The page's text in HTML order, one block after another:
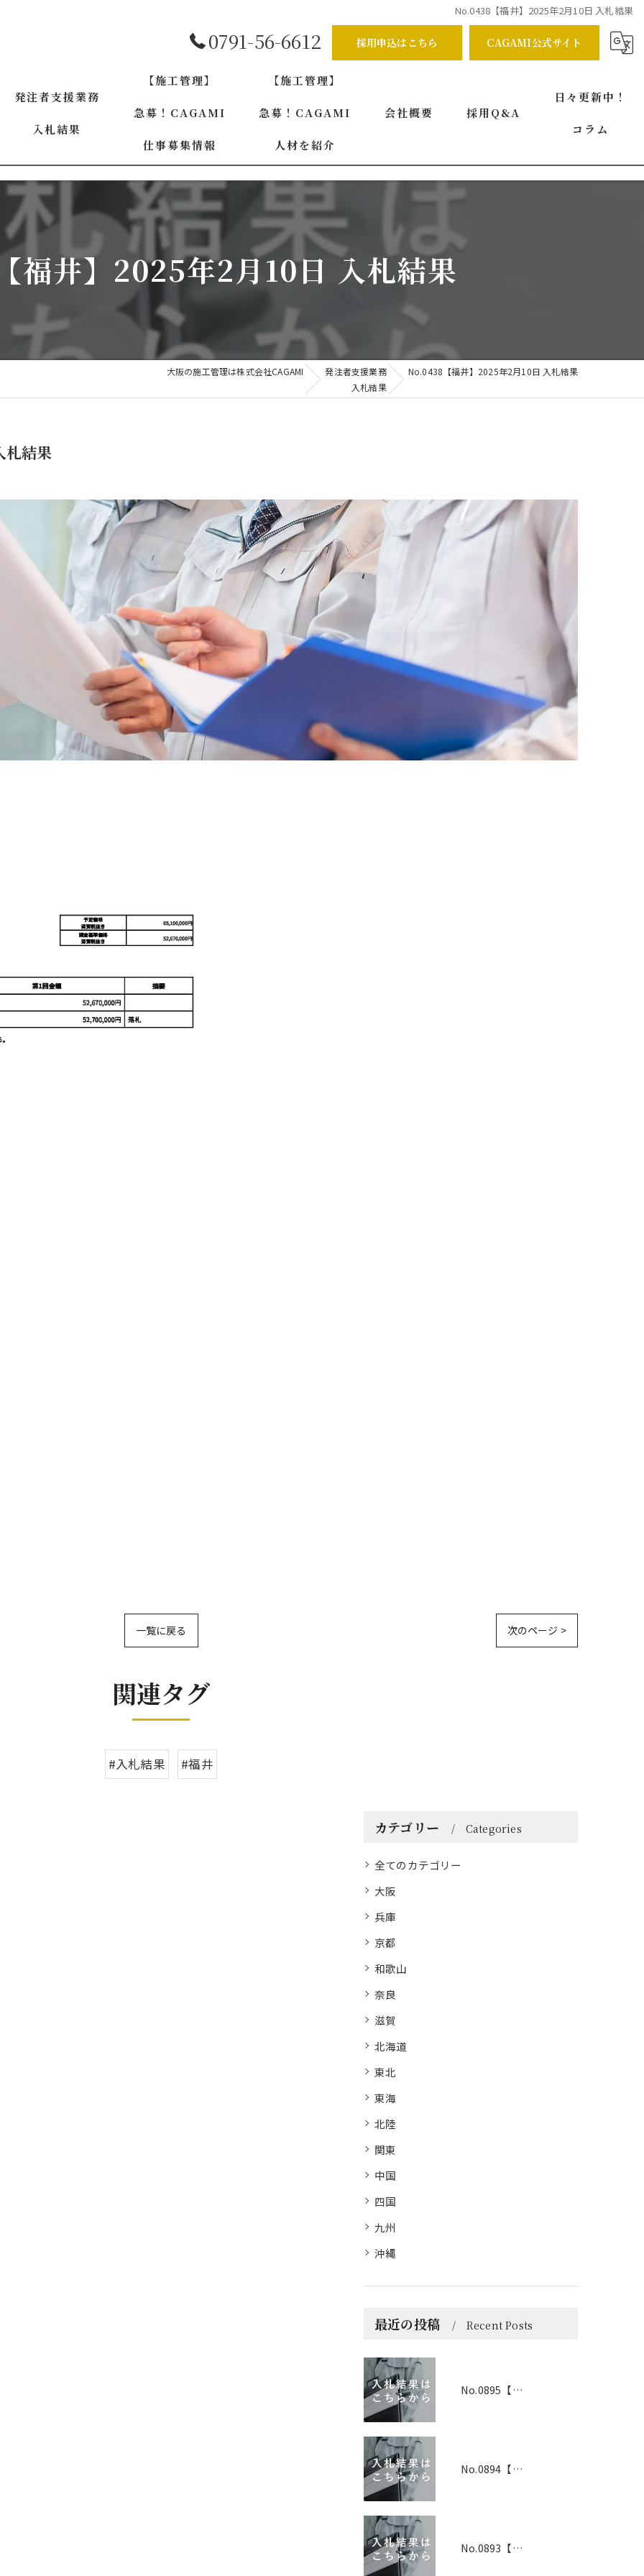
No.0438【福井】2025年2月10日 入札結果
0791-56-6612 採用申込はこちら CAGAMI公式サイト
発注者支援業務
入札結果
大阪
京都
和歌山
【施工管理】
急募！CAGAMI
仕事募集情報
兵庫
大阪
京都
奈良
和歌山
滋賀
その他の地域
【施工管理】
急募！CAGAMI
人材を紹介
会社概要
事業案内
求める人物像
採用Q&A
日々更新中！
コラム
福井】2025年2月10日 入札結果
大阪の施工管理は株式会社CAGAMI
発注者支援業務
入札結果
No.0438【福井】2025年2月10日 入札結果
札結果
一覧に戻る 次のページ >
関連タグ
#入札結果 #福井
カテゴリー Categories
全てのカテゴリー
大阪
兵庫
京都
和歌山
奈良
滋賀
北海道
東北
東海
北陸
関東
中国
四国
九州
沖縄
最近の投稿 Recent Posts
No.0895【京都】2026年6月1日 入札結果
No.0894【兵庫】2026年3月19日 入札結果
No.0893【兵庫】2026年3月25日 入札結果